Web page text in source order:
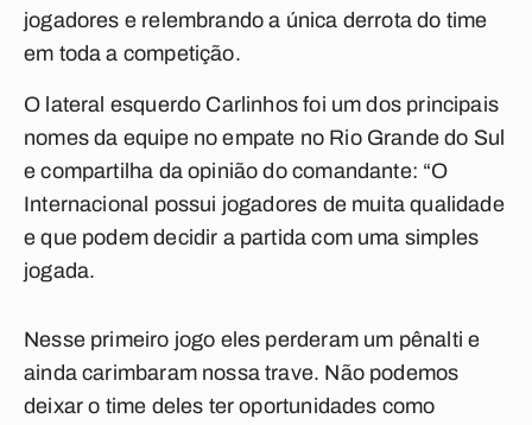
jogadores e relembrando a única derrota do time
em toda a competição.
O lateral esquerdo Carlinhos foi um dos principais
nomes da equipe no empate no Rio Grande do Sul
e compartilha da opinião do comandante: “O
Internacional possui jogadores de muita qualidade
e que podem decidir a partida com uma simples
jogada.
Nesse primeiro jogo eles perderam um pênalti e
ainda carimbaram nossa trave. Não podemos
deixar o time deles ter oportunidades como